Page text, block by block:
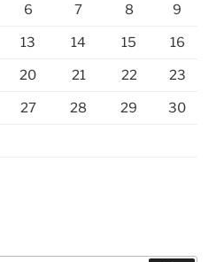
6 7 8 9
13 14 15 16
20 21 22 23
27 28 29 30